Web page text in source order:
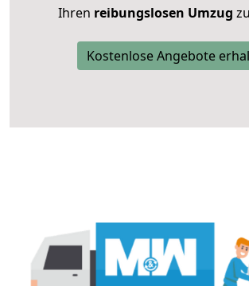
Ihren reibungslosen Umzug
Kostenlose Angebote